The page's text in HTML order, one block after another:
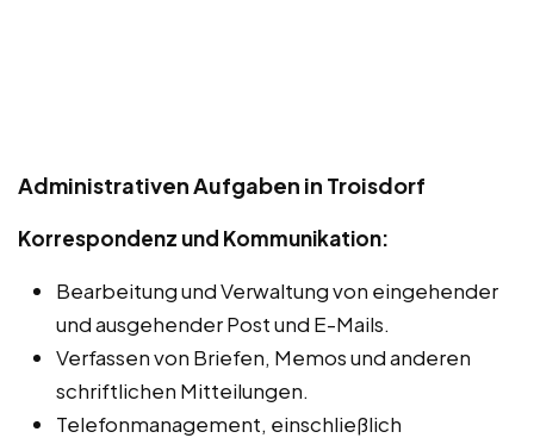
Administrativen Aufgaben in Troisdorf
Korrespondenz und Kommunikation:
Bearbeitung und Verwaltung von eingehender
und ausgehender Post und E-Mails.
Verfassen von Briefen, Memos und anderen
schriftlichen Mitteilungen.
Telefonmanagement, einschließlich